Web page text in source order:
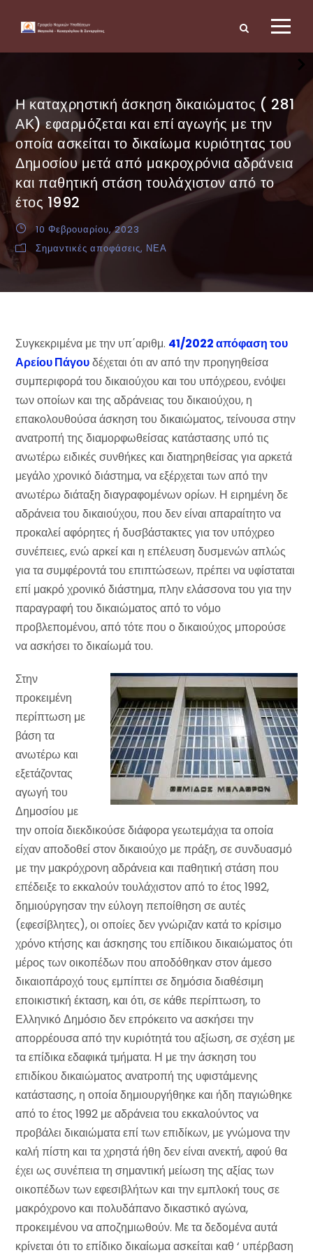
Η καταχρηστική άσκηση δικαιώματος ( 281
ΑΚ) εφαρμόζεται και επί αγωγής με την
οποία ασκείται το δικαίωμα κυριότητας του
Δημοσίου μετά από μακροχρόνια αδράνεια
και παθητική στάση τουλάχιστον από το
έτος 1992
10 Φεβρουαρίου, 2023
Σημαντικές αποφάσεις, ΝΕΑ
Συγκεκριμένα με την υπ΄αριθμ. 41/2022 απόφαση του
Αρείου Πάγουδέχεται ότι αν από την προηγηθείσα
συμπεριφορά του δικαιούχου και του υπόχρεου, ενόψει
των οποίων και της αδράνειας του δικαιούχου, η
επακολουθούσα άσκηση του δικαιώματος, τείνουσα στην
ανατροπή της διαμορφωθείσας κατάστασης υπό τις
ανωτέρω ειδικές συνθήκες και διατηρηθείσας για αρκετά
μεγάλο χρονικό διάστημα, να εξέρχεται των από την
ανωτέρω διάταξη διαγραφομένων ορίων. Η ειρημένη δε
αδράνεια του δικαιούχου, που δεν είναι απαραίτητο να
προκαλεί αφόρητες ή δυσβάστακτες για τον υπόχρεο
συνέπειες, ενώ αρκεί και η επέλευση δυσμενών απλώς
για τα συμφέροντά του επιπτώσεων, πρέπει να υφίσταται
επί μακρό χρονικό διάστημα, πλην ελάσσονα του για την
παραγραφή του δικαιώματος από το νόμο
προβλεπομένου, από τότε που ο δικαιούχος μπορούσε
να ασκήσει το δικαίωμά του.
Στην
προκειμένη
περίπτωση με
βάση τα
ανωτέρω και
εξετάζοντας
αγωγή του
Δημοσίου με
την οποία διεκδικούσε διάφορα γεωτεμάχια τα οποία
είχαν αποδοθεί στον δικαιούχο με πράξη, σε συνδυασμό
με την μακρόχρονη αδράνεια και παθητική στάση που
επέδειξε το εκκαλούν τουλάχιστον από το έτος 1992,
δημιούργησαν την εύλογη πεποίθηση σε αυτές
(εφεσίβλητες), οι οποίες δεν γνώριζαν κατά το κρίσιμο
χρόνο κτήσης και άσκησης του επίδικου δικαιώματος ότι
μέρος των οικοπέδων που αποδόθηκαν στον άμεσο
δικαιοπάροχό τους εμπίπτει σε δημόσια διαθέσιμη
εποικιστική έκταση, και ότι, σε κάθε περίπτωση, το
Ελληνικό Δημόσιο δεν επρόκειτο να ασκήσει την
απορρέουσα από την κυριότητά του αξίωση, σε σχέση με
τα επίδικα εδαφικά τμήματα. Η με την άσκηση του
επιδίκου δικαιώματος ανατροπή της υφιστάμενης
κατάστασης, η οποία δημιουργήθηκε και ήδη παγιώθηκε
από το έτος 1992 με αδράνεια του εκκαλούντος να
προβάλει δικαιώματα επί των επιδίκων, με γνώμονα την
καλή πίστη και τα χρηστά ήθη δεν είναι ανεκτή, αφού θα
έχει ως συνέπεια τη σημαντική μείωση της αξίας των
οικοπέδων των εφεσιβλήτων και την εμπλοκή τους σε
μακρόχρονο και πολυδάπανο δικαστικό αγώνα,
προκειμένου να αποζημιωθούν. Με τα δεδομένα αυτά
κρίνεται ότι το επίδικο δικαίωμα ασκείται καθ ‘ υπέρβαση